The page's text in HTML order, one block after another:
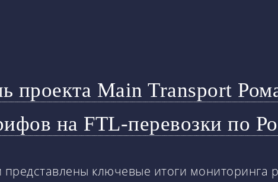
проекта Main Transport
на FTL-перевозки по
представлены ключевые итоги